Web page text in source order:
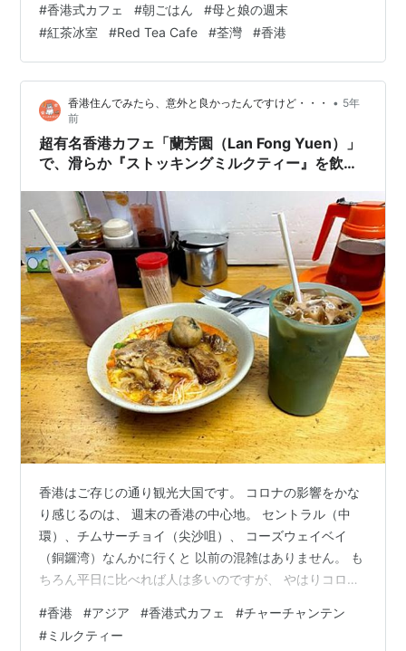
と言い出したので、紅茶冰室に行きました。 さて今回も
行ったのは、荃灣の大壩街にある紅茶冰室。荃灣にはも
う一軒紅茶冰室があり、そちらはちょっとはずれにある
ので、やはり大壩街のほうに来てしまいます。 紅茶冰室
Red Tea Cafe 9時50分、お店に到着しました。前に数名
並んでいまし…
#香港式カフェ #朝ごはん #母と娘の週末
#紅茶冰室 #Red Tea Cafe #荃灣 #香港
香港住んでみたら、意外と良かったんですけど・・・ • 5年
前
超有名香港カフェ「蘭芳園（Lan Fong Yuen）」
で、滑らか『ストッキングミルクティー』を飲
香港はご存じの通り観光大国です。 コロナの影響をかな
り感じるのは、 週末の香港の中心地。 セントラル（中
環）、チムサーチョイ（尖沙咀）、 コーズウェイベイ
（銅鑼湾）なんかに行くと 以前の混雑はありません。 も
ちろん平日に比べれば人は多いのですが、 やはりコロナ
光客だったんだな～ とコロナ禍になってからつくづく感
じています。 混雑が嫌いなので嬉しいような、 香港経済
#香港 #アジア #香港式カフェ #チャーチャンテン
#ミルクティー